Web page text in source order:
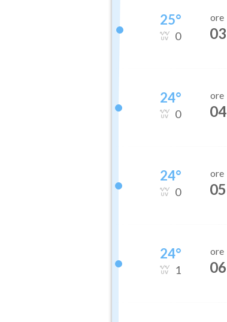
25°
0
ore
03
24°
0
ore
04
24°
0
ore
05
24°
1
ore
06